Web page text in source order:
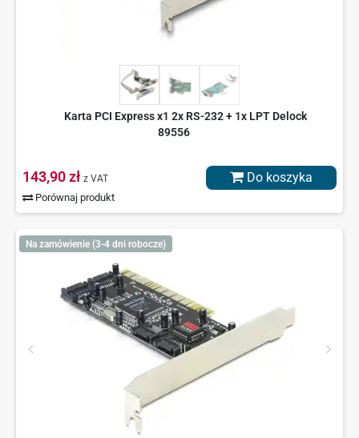
Karta PCI Express x1 2x RS-232 + 1x LPT Delock
89556
143,90 zł z VAT
Porównaj produkt
Do koszyka
Na zamówienie (3-4 dni robocze)